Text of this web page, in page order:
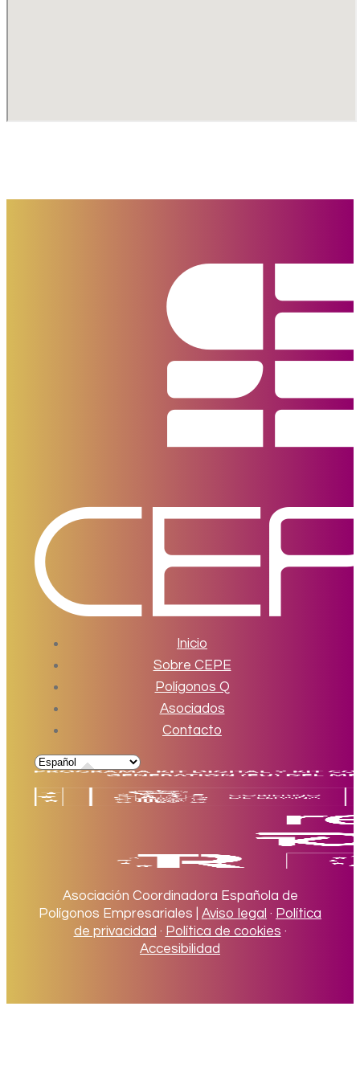
Inicio
Sobre CEPE
Polígonos Q
Asociados
Contacto
Asociación Coordinadora Española de
Polígonos Empresariales | Aviso legal · Política
de privacidad · Política de cookies ·
Accesibilidad